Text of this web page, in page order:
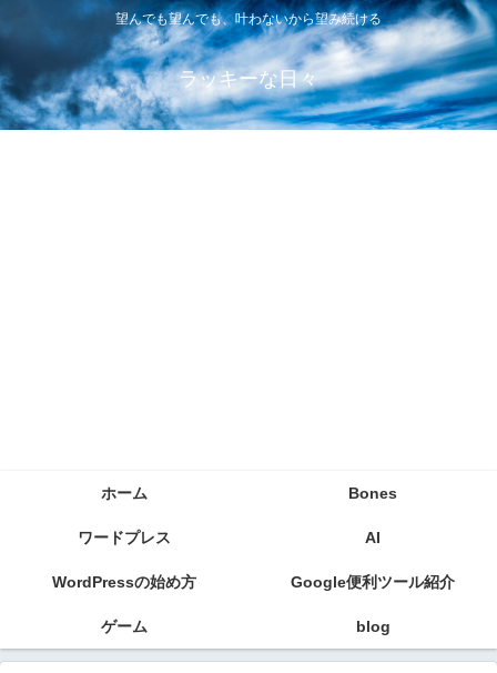
望んでも望んでも、叶わないから望み続ける
ラッキーな日々
ホーム Bones
ワードプレス AI
WordPressの始め方 Google便利ツール紹介
ゲーム blog